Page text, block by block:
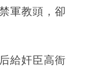
軍教頭，卻
給奸臣高衙